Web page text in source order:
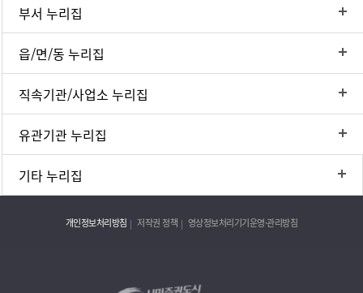
부서 누리집
읍/면/동 누리집
직속기관/사업소 누리집
유관기관 누리집
기타 누리집
개인정보처리방침 저작권 정책 영상정보처리기기운영·관리방침